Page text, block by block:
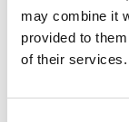
may combine it
provided to
of their services.
Temi:Banche